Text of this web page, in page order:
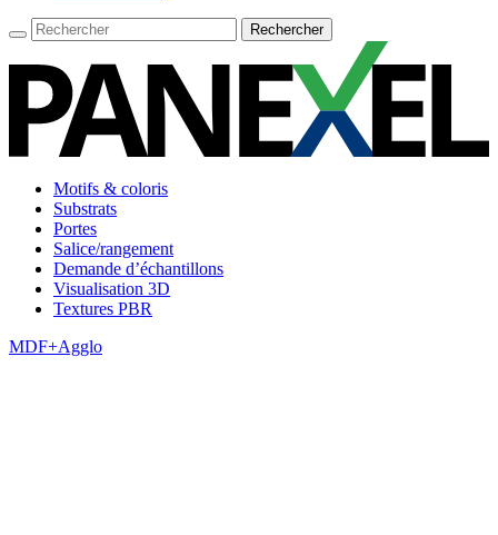
Motifs & coloris
Substrats
Portes
Salice/rangement
Demande d’échantillons
Visualisation 3D
Textures PBR
MDF+Agglo